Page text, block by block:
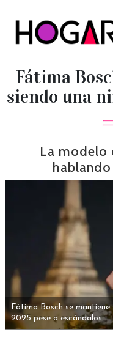
Fátima
siendo una
La modelo
Fátima Bosch se
2025 pese a escándalos.